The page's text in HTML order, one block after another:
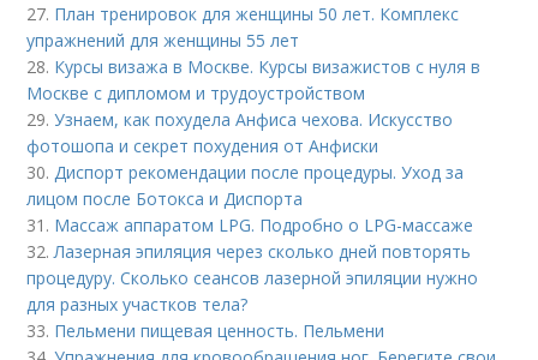
27. План тренировок для женщины 50 лет. Комплекс
упражнений для женщины 55 лет
28. Курсы визажа в Москве. Курсы визажистов с нуля в
Москве с дипломом и трудоустройством
29.Узнаем, как похудела Анфиса чехова. Искусство
фотошопа и секрет похудения от Анфиски
30.Диспорт рекомендации после процедуры. Уход за
лицом после Ботокса и Диспорта
31. Массаж аппаратом LPG. Подробно о LPG-массаже
32.Лазерная эпиляция через сколько дней повторять
процедуру. Сколько сеансов лазерной эпиляции нужно
для разных участков тела?
33. Пельмени пищевая ценность. Пельмени